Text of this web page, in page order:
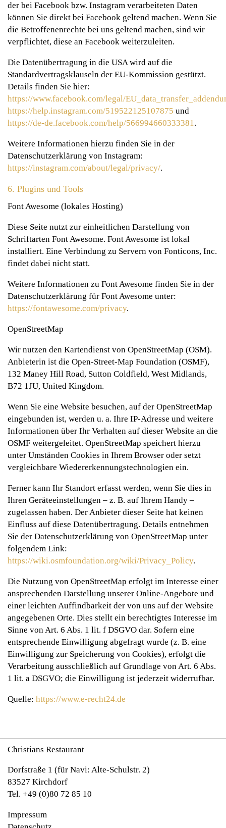
der bei Facebook bzw. Instagram verarbeiteten Daten
können Sie direkt bei Facebook geltend machen. Wenn Sie
die Betroffenenrechte bei uns geltend machen, sind wir
verpflichtet, diese an Facebook weiterzuleiten.
Die Datenübertragung in die USA wird auf die
Standardvertragsklauseln der EU-Kommission gestützt.
Details finden Sie hier:
https://www.facebook.com/legal/
https://help.instagram.com/519522125107875 und
https://de-de.facebook.com/help/566994660333381.
Weitere Informationen hierzu finden Sie in der
Datenschutzerklärung von Instagram:
https://instagram.com/about/legal/privacy/.
6. Plugins und Tools
Font Awesome (lokales Hosting)
Diese Seite nutzt zur einheitlichen Darstellung von
Schriftarten Font Awesome. Font Awesome ist lokal
installiert. Eine Verbindung zu Servern von Fonticons, Inc.
findet dabei nicht statt.
Weitere Informationen zu Font Awesome finden Sie in der
Datenschutzerklärung für Font Awesome unter:
https://fontawesome.com/privacy.
OpenStreetMap
Wir nutzen den Kartendienst von OpenStreetMap (OSM).
Anbieterin ist die Open-Street-Map Foundation (OSMF),
132 Maney Hill Road, Sutton Coldfield, West Midlands,
B72 1JU, United Kingdom.
Wenn Sie eine Website besuchen, auf der OpenStreetMap
eingebunden ist, werden u. a. Ihre IP-Adresse und weitere
Informationen über Ihr Verhalten auf dieser Website an die
OSMF weitergeleitet. OpenStreetMap speichert hierzu
unter Umständen Cookies in Ihrem Browser oder setzt
vergleichbare Wiedererkennungstechnologien ein.
Ferner kann Ihr Standort erfasst werden, wenn Sie dies in
Ihren Geräteeinstellungen – z. B. auf Ihrem Handy –
zugelassen haben. Der Anbieter dieser Seite hat keinen
Einfluss auf diese Datenübertragung. Details entnehmen
Sie der Datenschutzerklärung von OpenStreetMap unter
folgendem Link:
https://wiki.osmfoundation.org/wiki/Privacy_Policy.
Die Nutzung von OpenStreetMap erfolgt im Interesse einer
ansprechenden Darstellung unserer Online-Angebote und
einer leichten Auffindbarkeit der von uns auf der Website
angegebenen Orte. Dies stellt ein berechtigtes Interesse im
Sinne von Art. 6 Abs. 1 lit. f DSGVO dar. Sofern eine
entsprechende Einwilligung abgefragt wurde (z. B. eine
Einwilligung zur Speicherung von Cookies), erfolgt die
Verarbeitung ausschließlich auf Grundlage von Art. 6 Abs.
1 lit. a DSGVO; die Einwilligung ist jederzeit widerrufbar.
Quelle: https://www.e-recht24.de
Christians Restaurant
Dorfstraße 1 (für Navi: Alte-Schulstr. 2)
83527 Kirchdorf
Tel. +49 (0)80 72 85 10
Impressum